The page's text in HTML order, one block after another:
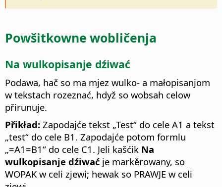
Powšitkowne wobličenja
Na wulkopisanje dźiwać
Podawa, hač so ma mjez wulko- a małopisanjom
w tekstach rozeznać, hdyž so wobsah celow
přirunuje.
Přikład: Zapodajće tekst „Test“ do cele A1 a tekst
„test“ do cele B1. Zapodajće potom formlu
„=A1=B1“ do cele C1. Jeli kašćik Na
wulkopisanje dźiwać je markěrowany, so
WOPAK w celi zjewi; hewak so PRAWJE w celi